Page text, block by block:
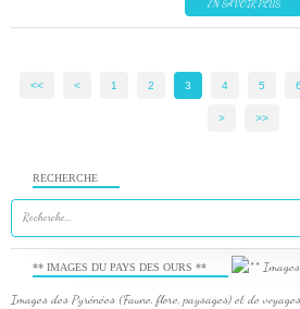
EN SAVOIR PLUS
<< < 1 2 3 4 5 6
> >>
RECHERCHE
** IMAGES DU PAYS DES OURS **
Images des Pyrénées (Faune, flore, paysages) et de